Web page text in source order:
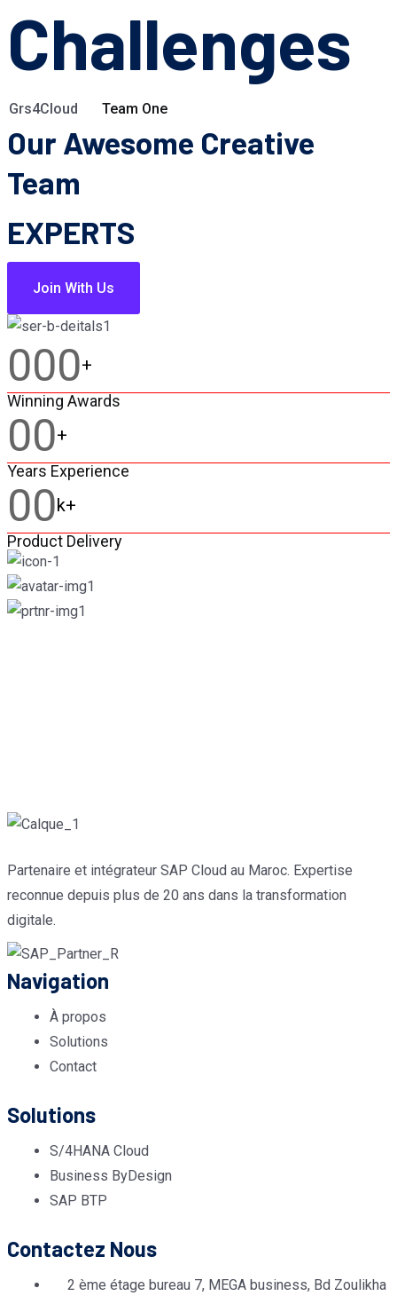
Challenges
Grs4Cloud Team One
Our Awesome Creative
Team
EXPERTS
Join With Us
000+
Winning Awards
00+
Years Experience
00k+
Product Delivery
Partenaire et intégrateur SAP Cloud au Maroc. Expertise
reconnue depuis plus de 20 ans dans la transformation
digitale.
Navigation
À propos
Solutions
Contact
Solutions
S/4HANA Cloud
Business ByDesign
SAP BTP
Contactez Nous
2 ème étage bureau 7, MEGA business, Bd Zoulikha